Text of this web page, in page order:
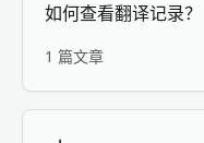
如何查看翻译记录？
1 篇文章